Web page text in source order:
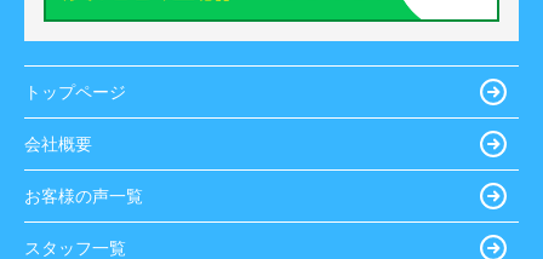
トップページ
会社概要
お客様の声一覧
スタッフ一覧